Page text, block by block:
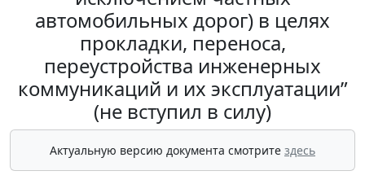
автомобильных дорог) в целях
прокладки, переноса,
переустройства инженерных
коммуникаций и их эксплуатации”
(не вступил в силу)
Актуальную версию документа смотрите здесь